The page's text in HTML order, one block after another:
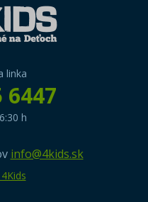
linka
6447
h
info@4kids.sk